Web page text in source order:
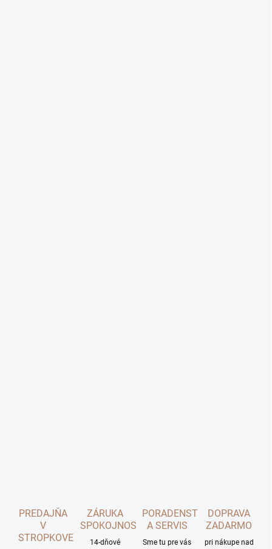
PREDAJŇA
V
STROPKOVE
ZÁRUKA
SPOKOJNOSTI
14-dňové
PORADENSTVO
A SERVIS
Sme tu pre vás
DOPRAVA
ZADARMO
pri nákupe nad